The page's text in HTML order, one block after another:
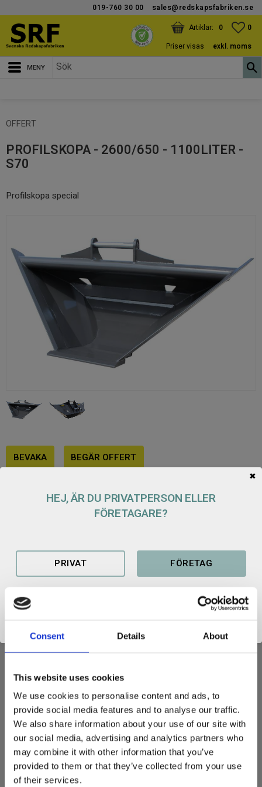
Consent Details About
This website uses cookies
We use cookies to personalise content and ads, to
provide social media features and to analyse our traffic.
We also share information about your use of our site with
our social media, advertising and analytics partners who
may combine it with other information that you’ve
provided to them or that they’ve collected from your use
of their services.
Meny
019-760 30 00 sales@redskapsfabriken.se
0
KUNDVAGN
ANTAL PRODUKTER:
0
Priser visas
exkl. moms
OFFERT
PROFILSKOPA - 2600/650 - 1100LITER -
S70
Profilskopa special
BEVAKA BEGÄR OFFERT
Lagerstatus
Offert förfrågan
100179100874
PROFILSKOPA
profilskopa i 45 graders v-profil blir arbetet lätt och smidigt för
Fäste: S70
Bredd vid stål: 650 mm
Bredd upptill: 2600 mm
Volym: 1100 liter
Tillverkad i Sverige
Detta är en tillverkningsprodukt och ett exempel på produkter vi
kan ta fram efter era önskemål. Vill ni exempelvis ha en annan
HEJ, ÄR DU PRIVATPERSON ELLER
FÖRETAGARE?
PRIVAT FÖRETAG
✖